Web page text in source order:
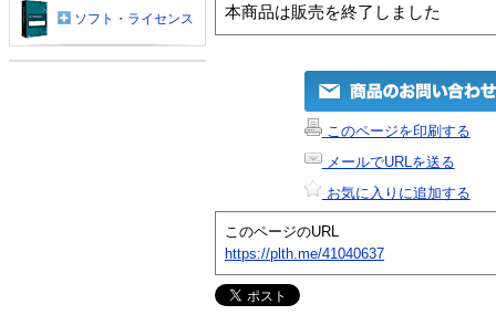
本商品は販売を終了しました
このページを印刷する
メールでURLを送る
お気に入りに追加する
このページのURL
https://plth.me/41040637
ソフト・ライセンス